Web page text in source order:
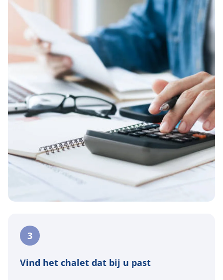
Hoe weten we welke staanplaatsen
beschikbaar zijn?
Waar zijn de staanplaatsen op het
vakantiepark?
Zijn er verschillende prijzen voor de
3
Vind het chalet dat bij u past